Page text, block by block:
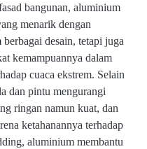
bangunan, aluminium
menarik dengan
desain, tetapi juga
kemampuannya dalam
cuaca ekstrem. Selain
dan pintu mengurangi
ringan namun kuat, dan
ketahanannya terhadap
aluminium membantu